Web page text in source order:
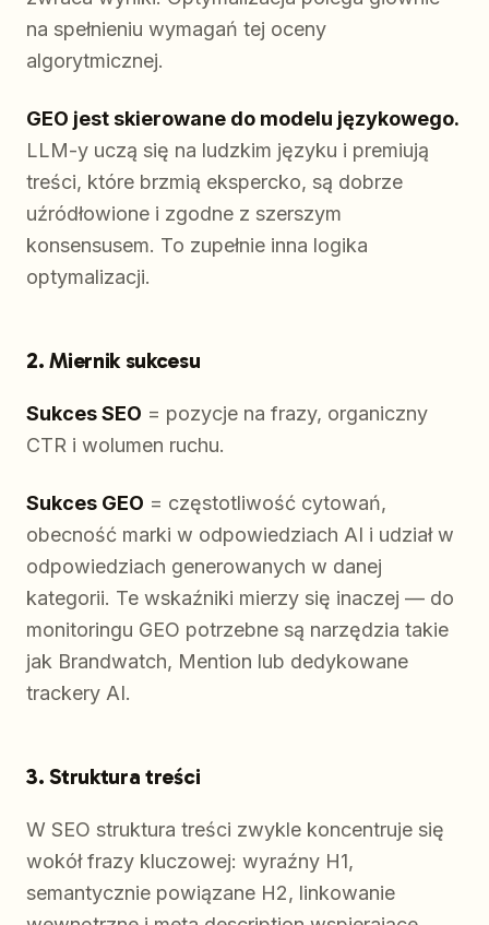
na spełnieniu wymagań tej oceny
algorytmicznej.
GEO jest skierowane do modelu językowego.
LLM-y uczą się na ludzkim języku i premiują
treści, które brzmią ekspercko, są dobrze
uźródłowione i zgodne z szerszym
konsensusem. To zupełnie inna logika
optymalizacji.
2. Miernik sukcesu
Sukces SEO = pozycje na frazy, organiczny
CTR i wolumen ruchu.
Sukces GEO = częstotliwość cytowań,
obecność marki w odpowiedziach AI i udział w
odpowiedziach generowanych w danej
kategorii. Te wskaźniki mierzy się inaczej — do
monitoringu GEO potrzebne są narzędzia takie
jak Brandwatch, Mention lub dedykowane
trackery AI.
3. Struktura treści
W SEO struktura treści zwykle koncentruje się
wokół frazy kluczowej: wyraźny H1,
semantycznie powiązane H2, linkowanie